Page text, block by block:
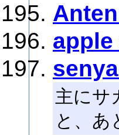
apple
主にサ
と、あ